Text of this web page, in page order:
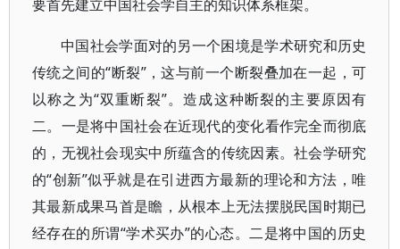
要首先建立中国社会学自主的知识体系框架。
中国社会学面对的另一个困境是学术研究和历史
传统之间的“断裂”，这与前一个断裂叠加在一起，可
以称之为“双重断裂”。造成这种断裂的主要原因有
二。一是将中国社会在近现代的变化看作完全而彻底
的，无视社会现实中所蕴含的传统因素。社会学研究
的“创新”似乎就是在引进西方最新的理论和方法，唯
其最新成果马首是瞻，从根本上无法摆脱民国时期已
经存在的所谓“学术买办”的心态。二是将中国的历史